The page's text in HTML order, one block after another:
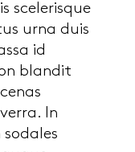
scelerisque
urna duis
id
blandit
In